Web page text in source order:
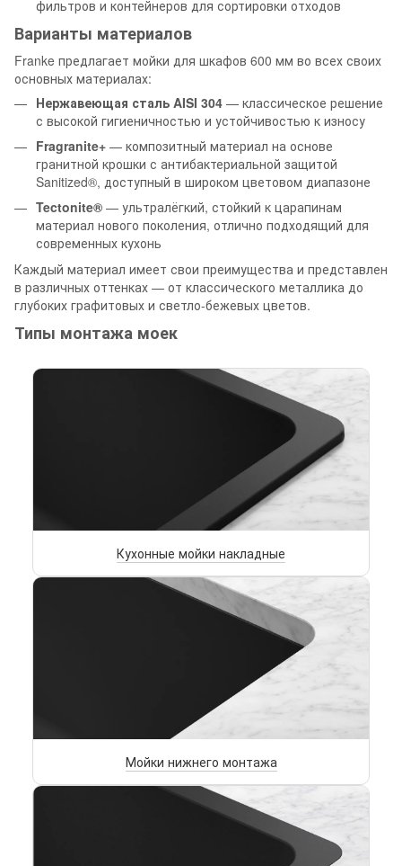
фильтров и контейнеров для сортировки отходов
Варианты материалов
Franke предлагает мойки для шкафов 600 мм во всех своих
основных материалах:
Нержавеющая сталь AISI 304 — классическое решение
с высокой гигиеничностью и устойчивостью к износу
Fragranite+ — композитный материал на основе
гранитной крошки с антибактериальной защитой
Sanitized®, доступный в широком цветовом диапазоне
Tectonite® — ультралёгкий, стойкий к царапинам
материал нового поколения, отлично подходящий для
современных кухонь
Каждый материал имеет свои преимущества и представлен
в различных оттенках — от классического металлика до
глубоких графитовых и светло-бежевых цветов.
Типы монтажа моек
Кухонные мойки накладные
Мойки нижнего монтажа